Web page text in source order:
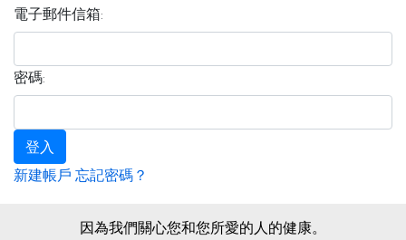
電子郵件信箱:
密碼:
登入
新建帳戶 忘記密碼？
因為我們關心您和您所愛的人的健康。